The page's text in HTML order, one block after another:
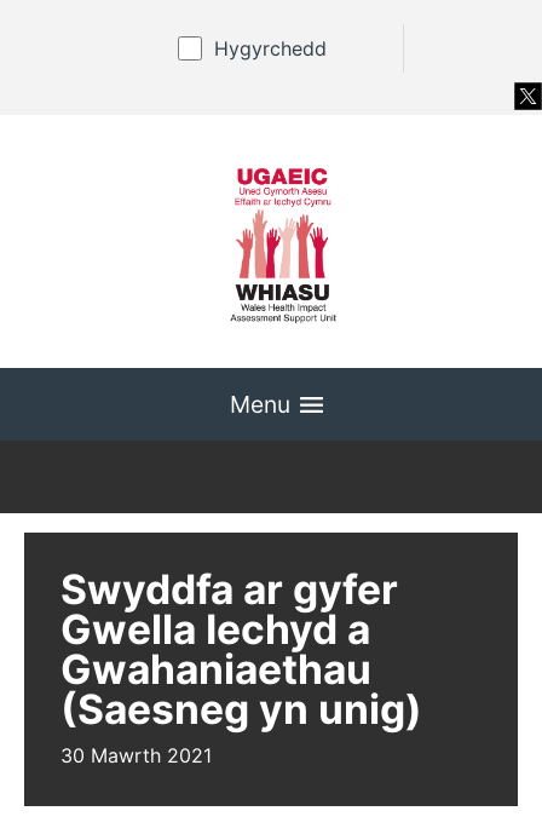
Hygyrchedd
Menu
Swyddfa ar gyfer
Gwella Iechyd a
Gwahaniaethau
(Saesneg yn unig)
30 Mawrth 2021